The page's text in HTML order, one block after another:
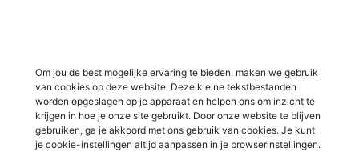
Om jou de best mogelijke ervaring te bieden, maken we gebruik
van cookies op deze website. Deze kleine tekstbestanden
worden opgeslagen op je apparaat en helpen ons om inzicht te
krijgen in hoe je onze site gebruikt. Door onze website te blijven
gebruiken, ga je akkoord met ons gebruik van cookies. Je kunt
je cookie-instellingen altijd aanpassen in je browserinstellingen.
Vacatures in Varsseveld
Vacatures in Winterswijk
Vacatures in Zelhem
Vacatures in Zutphen